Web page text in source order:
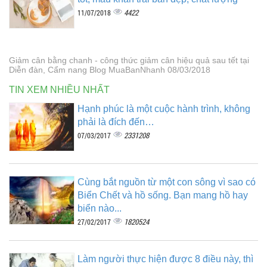
11/07/2018 4422
Giảm cân bằng chanh - công thức giảm cân hiệu quả sau tết tại
Diễn đàn, Cẩm nang Blog MuaBanNhanh 08/03/2018
TIN XEM NHIỀU NHẤT
Hạnh phúc là một cuộc hành trình, không
phải là đích đến…
07/03/2017 2331208
Cùng bắt nguồn từ một con sông vì sao có
Biển Chết và hồ sống. Bạn mang hồ hay
biển nào...
27/02/2017 1820524
Làm người thực hiện được 8 điều này, thì